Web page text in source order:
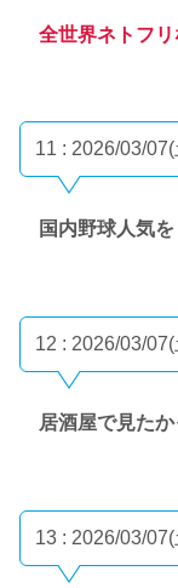
全世界ネトフ
11 : 2026/03/
国内野球人気
12 : 2026/03/
居酒屋で見た
13 : 2026/03/